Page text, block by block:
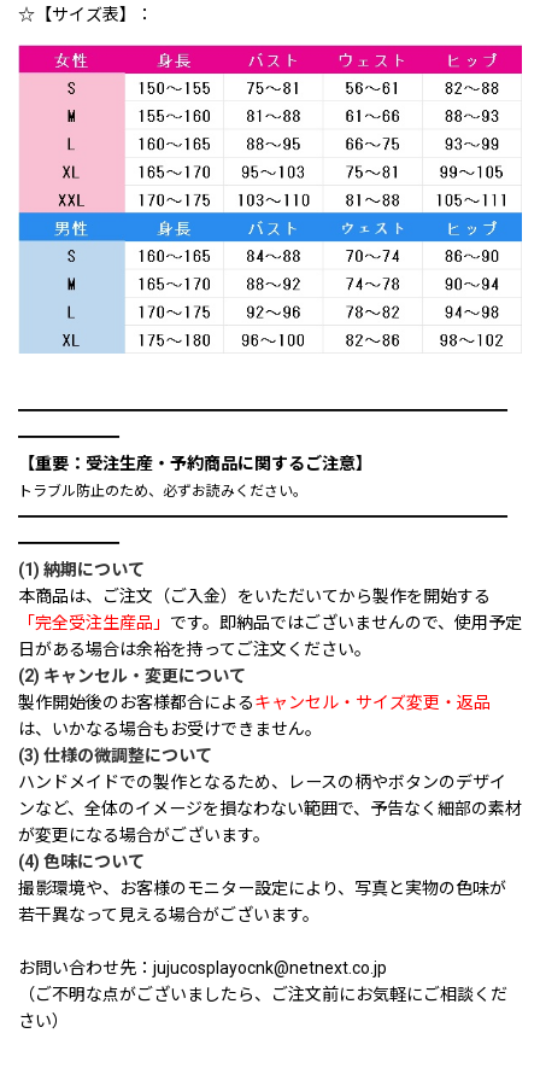
☆【サイズ表】：
━━━━━━━━━━━━━━━━━━━━━━━━━━━━━
━━━━━━
【重要：受注生産・予約商品に関するご注意】
トラブル防止のため、必ずお読みください。
━━━━━━━━━━━━━━━━━━━━━━━━━━━━━
━━━━━━
(1) 納期について
本商品は、ご注文（ご入金）をいただいてから製作を開始する
「完全受注生産品」 です。即納品ではございませんので、使用予定
日がある場合は余裕を持ってご注文ください。
(2) キャンセル・変更について
製作開始後のお客様都合によるキャンセル・サイズ変更・返品
は、いかなる場合もお受けできません。
(3) 仕様の微調整について
ハンドメイドでの製作となるため、レースの柄やボタンのデザイ
ンなど、全体のイメージを損なわない範囲で、予告なく細部の素材
が変更になる場合がございます。
(4) 色味について
撮影環境や、お客様のモニター設定により、写真と実物の色味が
若干異なって見える場合がございます。
お問い合わせ先：jujucosplayocnk@netnext.co.jp
（ご不明な点がございましたら、ご注文前にお気軽にご相談くだ
さい）